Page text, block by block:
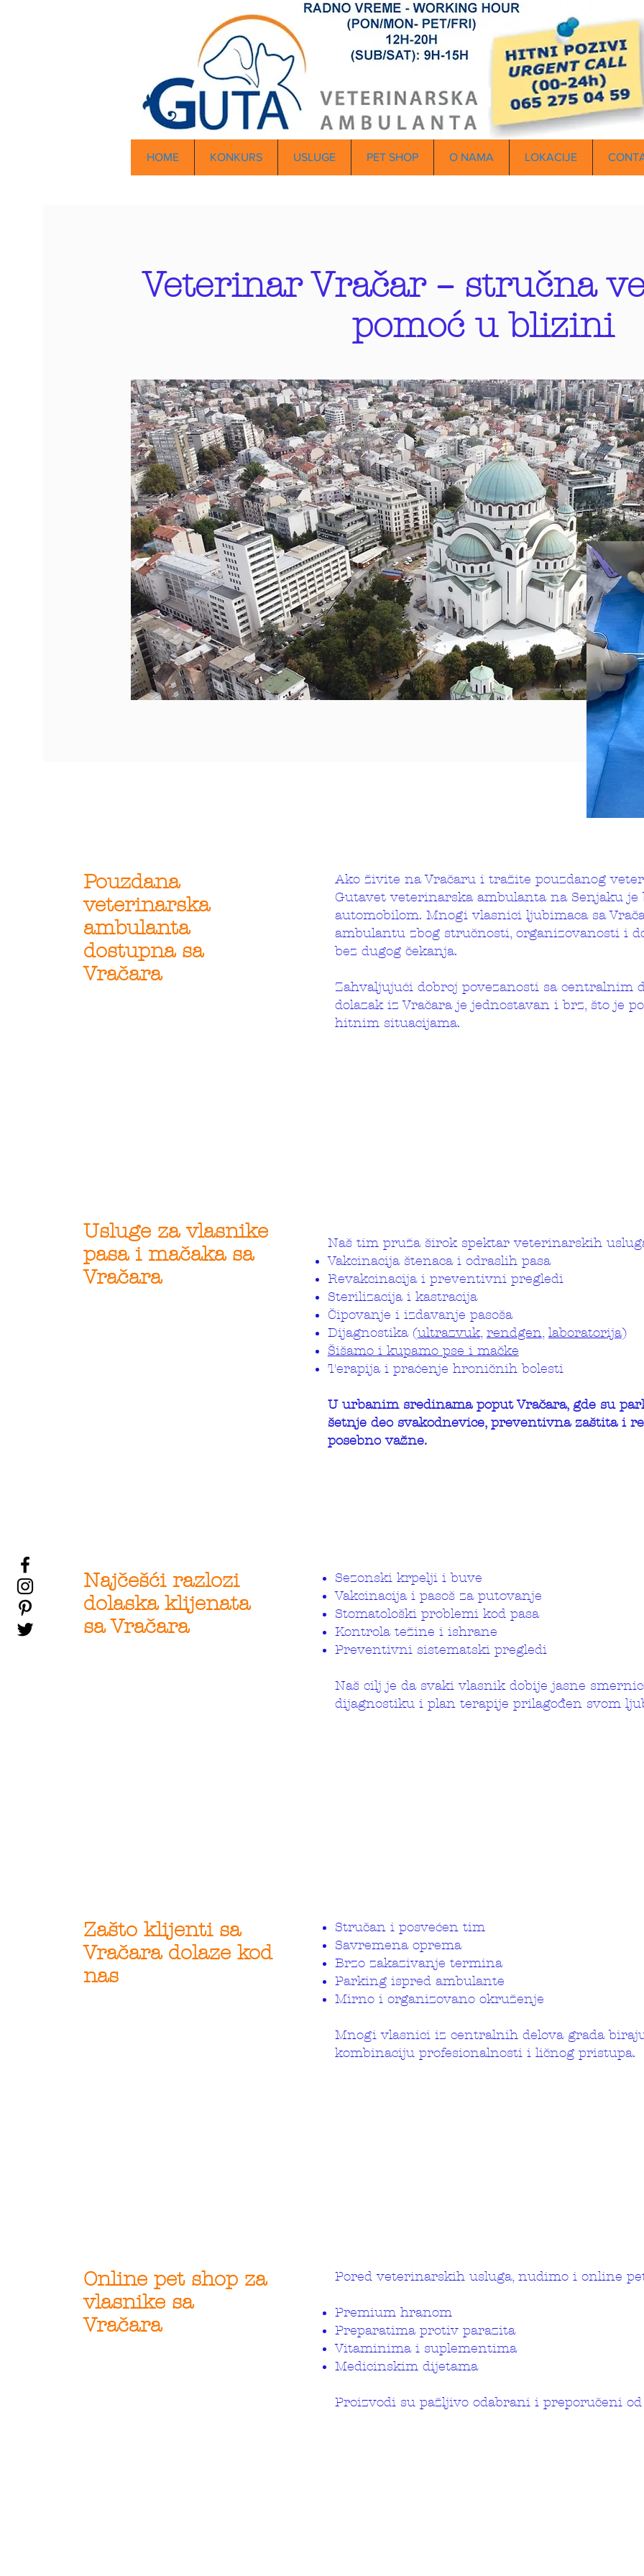
HOME KONKURS USLUGE PET SHOP O NAMA LOKACIJE
Veterinar Vračar – stručna
pomoć u blizini
Pouzdana
veterinarska
ambulanta
dostupna sa
Vračara
Ako živite na Vračaru i tražite pouzdanog
Gutavet veterinarska ambulanta na Senjaku je
automobilom. Mnogi vlasnici ljubimaca sa
ambulantu zbog stručnosti, organizovanosti i
bez dugog čekanja.
Zahvaljujući dobroj povezanosti sa centralnim
dolazak iz Vračara je jednostavan i brz, što je
hitnim situacijama.
Usluge za vlasnike
pasa i mačaka sa
Vračara
Naš tim pruža širok spektar veterinarskih
Vakcinacija štenaca i odraslih pasa
Revakcinacija i preventivni pregledi
Sterilizacija i kastracija
Čipovanje i izdavanje pasoša
Dijagnostika (ultrazvuk, rendgen, laboratorija)
Šišamo i kupamo pse i mačke
Terapija i praćenje hroničnih bolesti
U urbanim sredinama poput Vračara, gde su
šetnje deo svakodnevice, preventivna zaštita i
posebno važne.
Najčešći razlozi
dolaska klijenata
sa Vračara
Sezonski krpelji i buve
Vakcinacija i pasoš za putovanje
Stomatološki problemi kod pasa
Kontrola težine i ishrane
Preventivni sistematski pregledi
Naš cilj je da svaki vlasnik dobije jasne
dijagnostiku i plan terapije prilagođen svom
Zašto klijenti sa
Vračara dolaze kod
nas
Stručan i posvećen tim
Savremena oprema
Brzo zakazivanje termina
Parking ispred ambulante
Mirno i organizovano okruženje
Mnogi vlasnici iz centralnih delova grada
kombinaciju profesionalnosti i ličnog pristupa.
Online pet shop za
vlasnike sa
Vračara
Pored veterinarskih usluga, nudimo i online
Premium hranom
Preparatima protiv parazita
Vitaminima i suplementima
Medicinskim dijetama
Proizvodi su pažljivo odabrani i preporučeni